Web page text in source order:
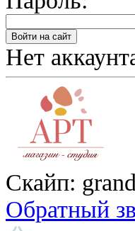
Нет
Скайп:
Обратный